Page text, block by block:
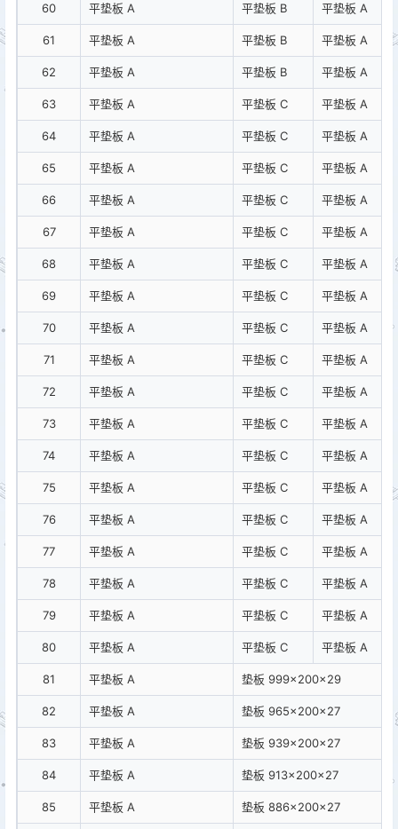
60 平垫板 A 平垫板 B 平垫板 A
61 平垫板 A 平垫板 B 平垫板 A
62 平垫板 A 平垫板 B 平垫板 A
63 平垫板 A 平垫板 C 平垫板 A
64 平垫板 A 平垫板 C 平垫板 A
65 平垫板 A 平垫板 C 平垫板 A
66 平垫板 A 平垫板 C 平垫板 A
67 平垫板 A 平垫板 C 平垫板 A
68 平垫板 A 平垫板 C 平垫板 A
69 平垫板 A 平垫板 C 平垫板 A
70 平垫板 A 平垫板 C 平垫板 A
71 平垫板 A 平垫板 C 平垫板 A
72 平垫板 A 平垫板 C 平垫板 A
73 平垫板 A 平垫板 C 平垫板 A
74 平垫板 A 平垫板 C 平垫板 A
75 平垫板 A 平垫板 C 平垫板 A
76 平垫板 A 平垫板 C 平垫板 A
77 平垫板 A 平垫板 C 平垫板 A
78 平垫板 A 平垫板 C 平垫板 A
79 平垫板 A 平垫板 C 平垫板 A
80 平垫板 A 平垫板 C 平垫板 A
81 平垫板 A 垫板 999×200×29
82 平垫板 A 垫板 965×200×27
83 平垫板 A 垫板 939×200×27
84 平垫板 A 垫板 913×200×27
85 平垫板 A 垫板 886×200×27